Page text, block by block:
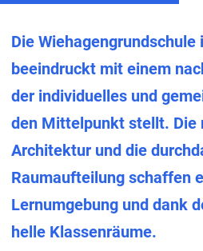
Die Wiehagengrundschule
beeindruckt mit einem
der individuelles und
den Mittelpunkt stellt. Die
Architektur und die
Raumaufteilung schaffen
Lernumgebung und dank
helle Klassenräume.